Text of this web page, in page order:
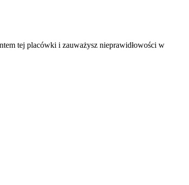
tej placówki i zauważysz nieprawidłowości w